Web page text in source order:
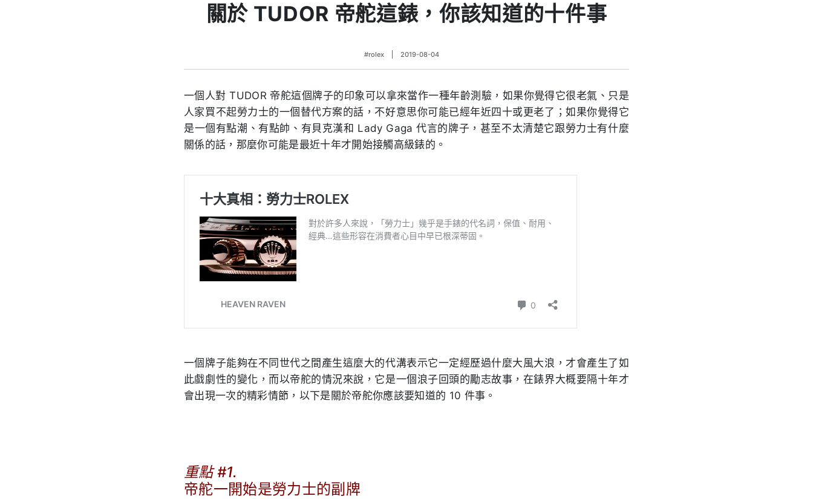
關於 TUDOR 帝舵這錶，你該知道的十件事
#rolex 2019-08-04
一個人對 TUDOR 帝舵這個牌子的印象可以拿來當作一種年齡測驗，如果你覺得它很老氣、只是
人家買不起勞力士的一個替代方案的話，不好意思你可能已經年近四十或更老了；如果你覺得它
是一個有點潮、有點帥、有貝克漢和 Lady Gaga 代言的牌子，甚至不太清楚它跟勞力士有什麼
關係的話，那麼你可能是最近十年才開始接觸高級錶的。
一個牌子能夠在不同世代之間產生這麼大的代溝表示它一定經歷過什麼大風大浪，才會產生了如
此戲劇性的變化，而以帝舵的情況來說，它是一個浪子回頭的勵志故事，在錶界大概要隔十年才
會出現一次的精彩情節，以下是關於帝舵你應該要知道的 10 件事。
重點 #1.
帝舵一開始是勞力士的副牌